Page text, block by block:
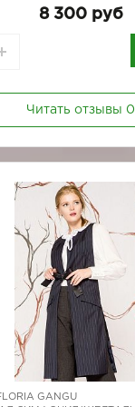
8 300 руб
Читать отзывы 0
GANGU